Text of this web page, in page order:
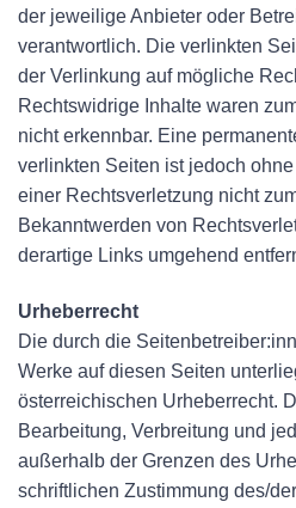
der jeweilige Anbieter oder
verantwortlich. Die verlinkten
der Verlinkung auf mögliche
Rechtswidrige Inhalte waren
nicht erkennbar. Eine
verlinkten Seiten ist jedoch
einer Rechtsverletzung nicht
Bekanntwerden von
derartige Links umgehend
Urheberrecht
Die durch die
Werke auf diesen Seiten
österreichischen Urheberrecht.
Bearbeitung, Verbreitung und
außerhalb der Grenzen des
schriftlichen Zustimmung des/